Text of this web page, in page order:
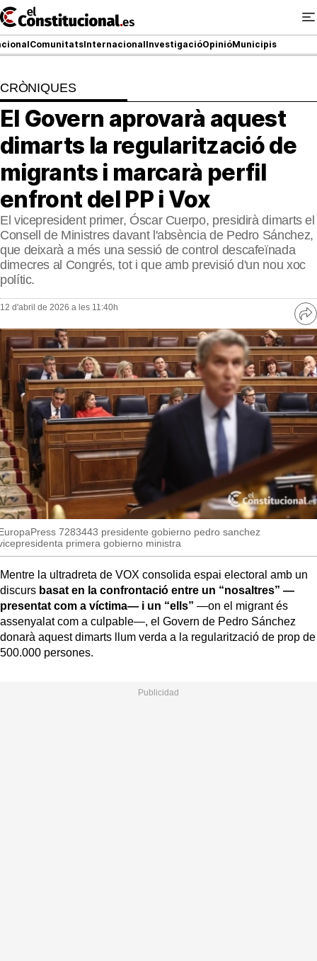
Ir
al
contenido
ComunitatsInternacionalInvestigacióOpinióMunicipis
NACIONAL
COMUNITATS
ElConstitucional TV
MésQueTele
ElConstitucional +
MésQueEstil
MésQueMercats
JudiciExprés
INVESTIGACIÓ
INTERNACIONAL
OPINIÓ
MUNICIPIS
CRÒNIQUES
El Govern aprovarà aquest
dimarts la regularització de
migrants i marcarà perfil
enfront del PP i Vox
El vicepresident primer, Óscar Cuerpo, presidirà dimarts el
Consell de Ministres davant l'absència de Pedro Sánchez,
que deixarà a més una sessió de control descafeïnada
dimecres al Congrés, tot i que amb previsió d'un nou xoc
polític.
12 d'abril de 2026 a les 11:40h
7283443 presidente gobierno pedro sanchez
primera gobierno ministra
Mentre la ultradreta de VOX consolida espai electoral amb un
discurs basat en la confrontació entre un “nosaltres” —
presentat com a víctima— i un “ells” —on el migrant és
assenyalat com a culpable—, el Govern de Pedro Sánchez
donarà aquest dimarts llum verda a la regularització de prop de
500.000 persones.